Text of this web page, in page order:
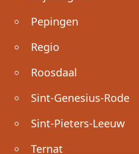
Pepingen
Regio
Roosdaal
Sint-Genesius-Rode
Sint-Pieters-Leeuw
Ternat